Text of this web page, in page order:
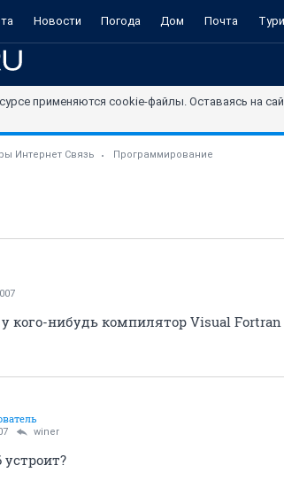
Новости Погода Дом Почта
применяются cookie-файлы. Оставаясь на
Интернет Связь Программирование
кого-нибудь компилятор Visual Fortran
winer